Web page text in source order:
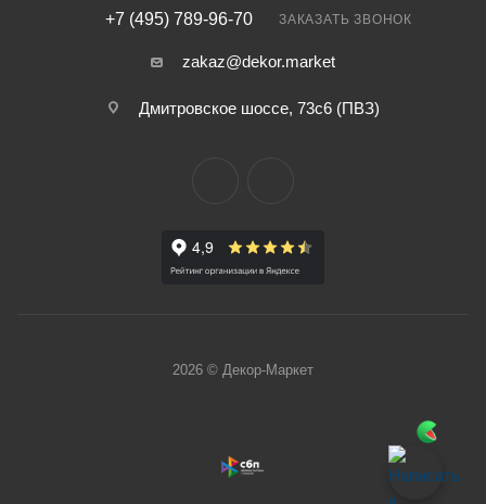
+7 (495) 789-96-70 ЗАКАЗАТЬ ЗВОНОК
zakaz@dekor.market
Дмитровское шоссе, 73с6 (ПВЗ)
2026 © Декор-Маркет